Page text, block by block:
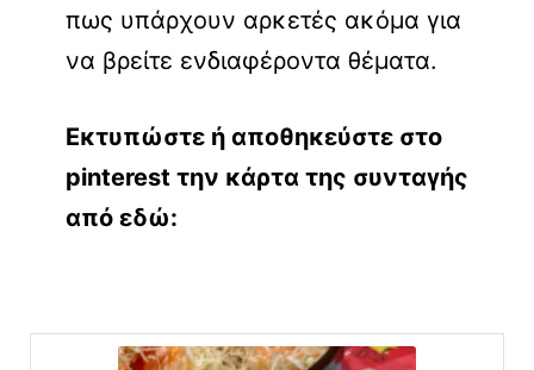
πως υπάρχουν αρκετές ακόμα για
να βρείτε ενδιαφέροντα θέματα.
Εκτυπώστε ή αποθηκεύστε στο
pinterest την κάρτα της συνταγής
από εδώ: